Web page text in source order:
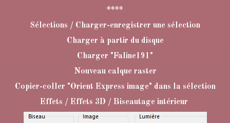
****
Sélections / Charger-enregistrer une sélection
Charger à partir du disque
Charger "Faline191"
Nouveau calque raster
Copier-coller "Orient Express image" dans la sélection
Effets / Effets 3D / Biseautage intérieur